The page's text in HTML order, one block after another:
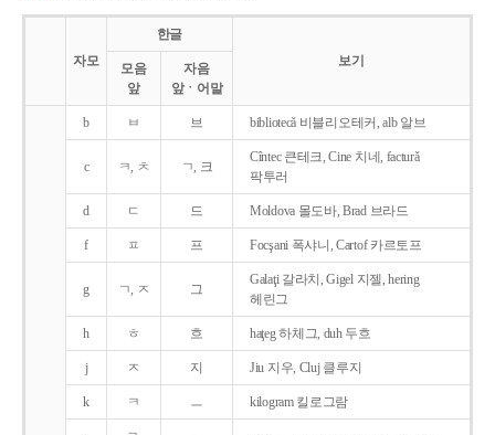
자모
한글
보기
모음
앞
자음
앞ㆍ어말
b ㅂ 브 bibliotecǎ 비블리오테커, alb 알브
c ㅋ, ㅊ ㄱ, 크
Cîntec 큰테크, Cine 치네, facturǎ
팍투러
d ㄷ 드 Moldova 몰도바, Brad 브라드
f ㅍ 프 Focşani 폭샤니, Cartof 카르토프
g ㄱ, ㅈ 그
Galaţi 갈라치, Gigel 지젤, hering
헤린그
h ㅎ 흐 haţeg 하체그, duh 두흐
j ㅈ 지 Jiu 지우, Cluj 클루지
k ㅋ ㅡ kilogram 킬로그람